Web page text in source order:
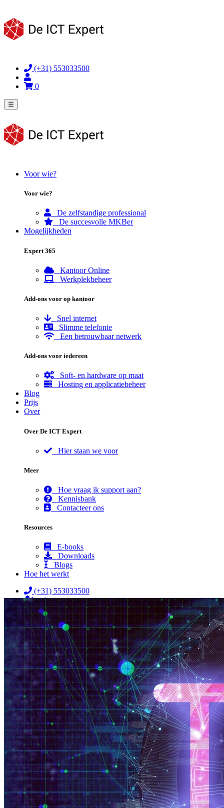
(+31) 553033500
0
☰
Voor wie?
Voor wie?
De zelfstandige professional
De succesvolle MKBer
Mogelijkheden
Expert 365
Kantoor Online
Werkplekbeheer
Add-ons voor op kantoor
Snel internet
Slimme telefonie
Een betrouwbaar netwerk
Add-ons voor iedereen
Soft- en hardware op maat
Hosting en applicatiebeheer
Blog
Prijs
Over
Over De ICT Expert
Hier staan we voor
Meer
Hoe vraag ik support aan?
Kennisbank
Contacteer ons
Resources
E-books
Downloads
Blogs
Hoe het werkt
(+31) 553033500
Login
☰